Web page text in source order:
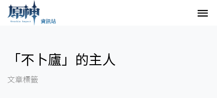
「不卜廬」的主人
文章標籤